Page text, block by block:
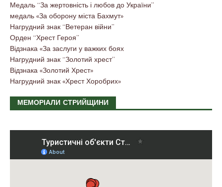
Медаль “За жертовність і любов до України”
медаль «За оборону міста Бахмут»
Нагрудний знак “Ветеран війни”
Орден “Хрест Героя”
Відзнака «За заслуги у важких боях
Нагрудний знак “Золотий хрест”
Відзнака «Золотий Хрест»
Нагрудний знак «Хрест Хоробрих»
МЕМОРІАЛИ СТРИЙЩИНИ